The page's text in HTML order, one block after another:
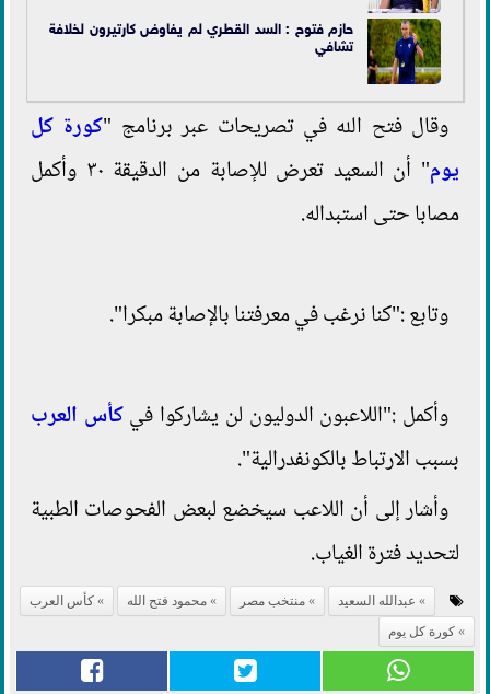
حازم فتوح : السد القطري لم يفاوض كارتيرون لخلافة
تشافي
وقال فتح الله في تصريحات عبر برنامج "كورة كل
يوم
" أن السعيد تعرض للإصابة من الدقيقة ٣٠ وأكمل
مصابا حتى استبداله.
وتابع :"كنا نرغب في معرفتنا بالإصابة مبكرا".
وأكمل :"اللاعبون الدوليون لن يشاركوا فيكأس العرب
بسبب الارتباط بالكونفدرالية".
وأشار إلى أن اللاعب سيخضع لبعض الفحوصات الطبية
لتحديد فترة الغياب.
عبدالله السعيد منتخب مصر محمود فتح الله
كأس العرب
كورة كل يوم